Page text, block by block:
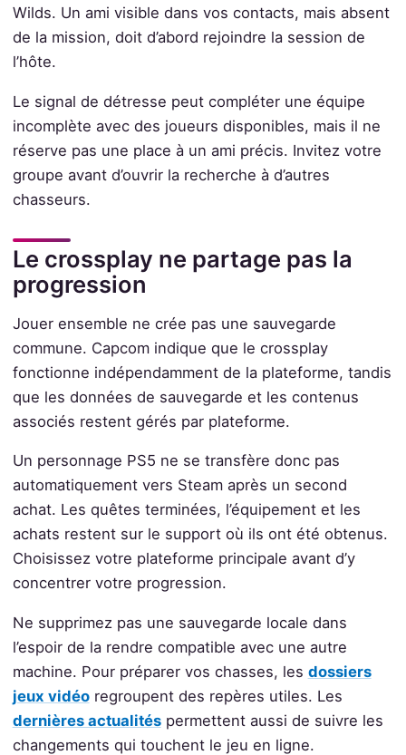
Wilds. Un ami visible dans vos contacts, mais absent
de la mission, doit d’abord rejoindre la session de
l’hôte.
Le signal de détresse peut compléter une équipe
incomplète avec des joueurs disponibles, mais il ne
réserve pas une place à un ami précis. Invitez votre
groupe avant d’ouvrir la recherche à d’autres
chasseurs.
Le crossplay ne partage pas la
progression
Jouer ensemble ne crée pas une sauvegarde
commune. Capcom indique que le crossplay
fonctionne indépendamment de la plateforme, tandis
que les données de sauvegarde et les contenus
associés restent gérés par plateforme.
Un personnage PS5 ne se transfère donc pas
automatiquement vers Steam après un second
achat. Les quêtes terminées, l’équipement et les
achats restent sur le support où ils ont été obtenus.
Choisissez votre plateforme principale avant d’y
concentrer votre progression.
Ne supprimez pas une sauvegarde locale dans
l’espoir de la rendre compatible avec une autre
machine. Pour préparer vos chasses, les dossiers
jeux vidéoregroupent des repères utiles. Les
dernières actualitéspermettent aussi de suivre les
changements qui touchent le jeu en ligne.